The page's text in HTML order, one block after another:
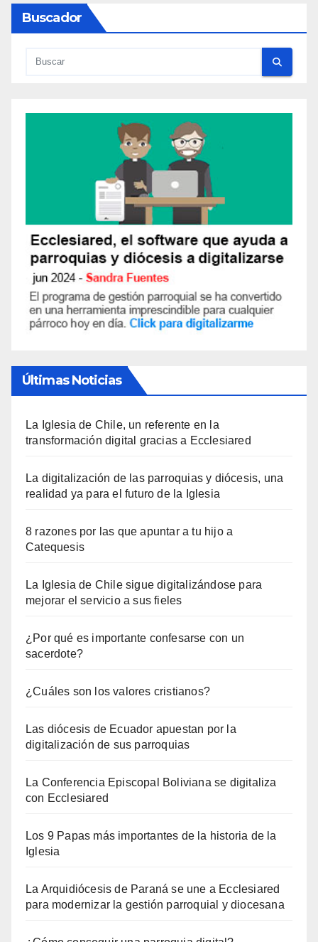
Buscador
Últimas Noticias
La Iglesia de Chile, un referente en la
transformación digital gracias a Ecclesiared
La digitalización de las parroquias y diócesis, una
realidad ya para el futuro de la Iglesia
8 razones por las que apuntar a tu hijo a
Catequesis
La Iglesia de Chile sigue digitalizándose para
mejorar el servicio a sus fieles
¿Por qué es importante confesarse con un
sacerdote?
¿Cuáles son los valores cristianos?
Las diócesis de Ecuador apuestan por la
digitalización de sus parroquias
La Conferencia Episcopal Boliviana se digitaliza
con Ecclesiared
Los 9 Papas más importantes de la historia de la
Iglesia
La Arquidiócesis de Paraná se une a Ecclesiared
para modernizar la gestión parroquial y diocesana